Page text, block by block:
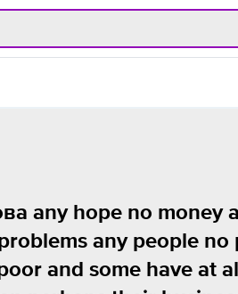
any hope no money
any people
and some have at